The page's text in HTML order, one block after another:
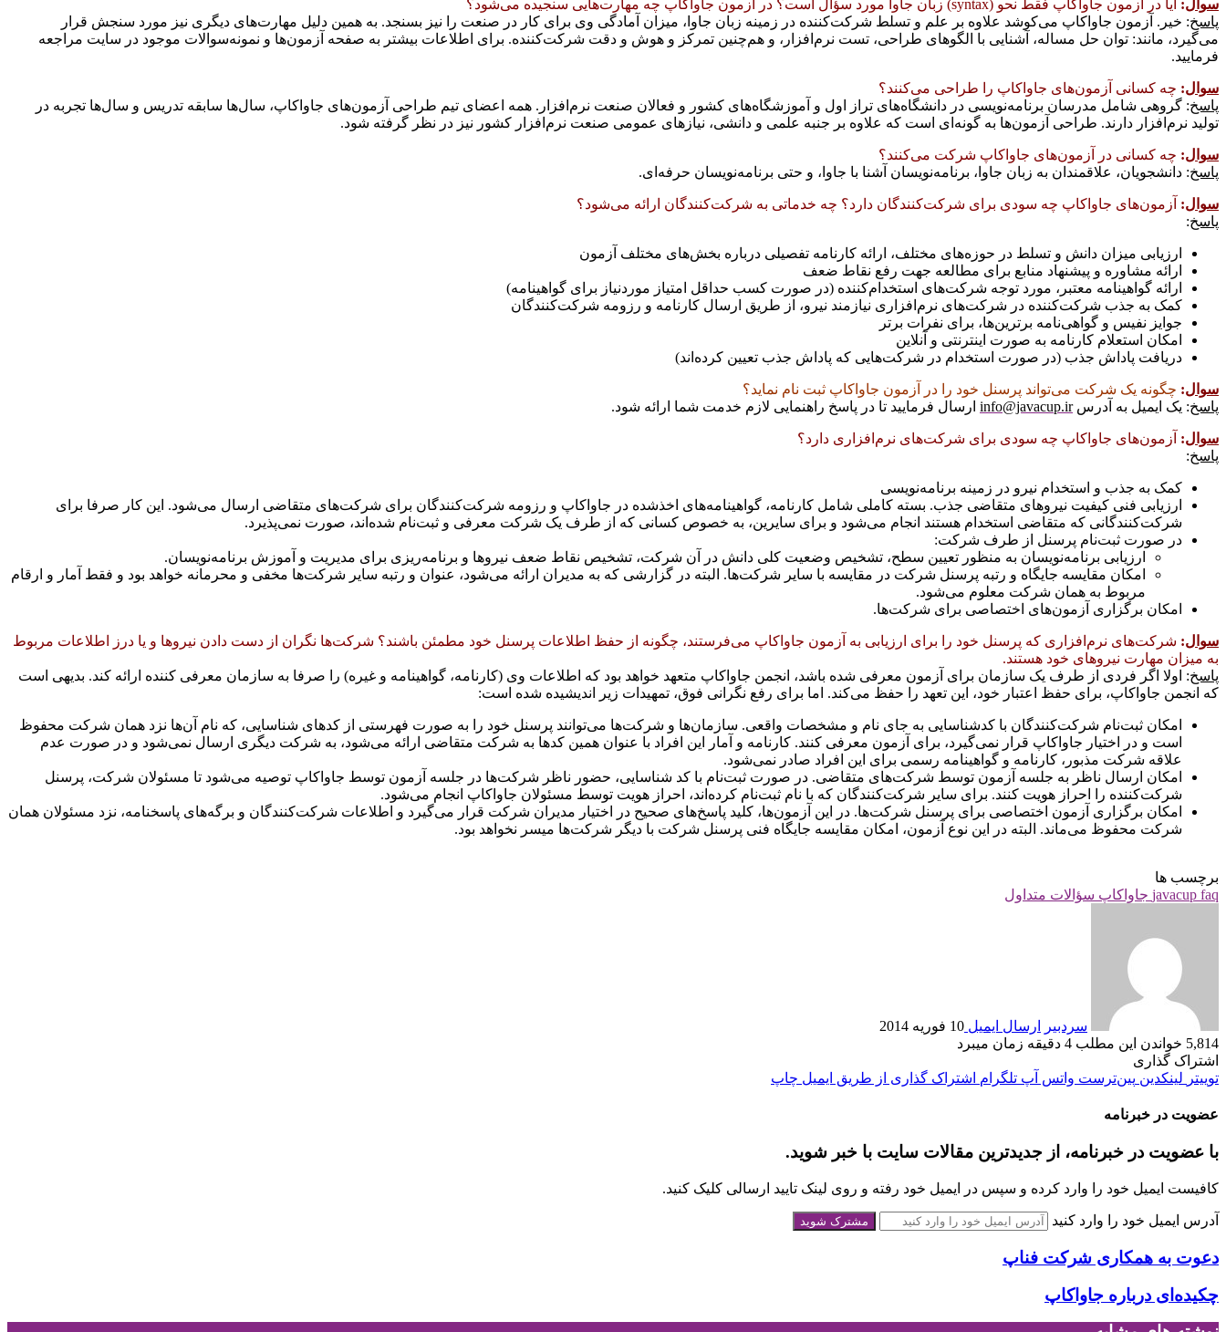
سوال: آيا در آزمون جاواکاپ فقط نحو (syntax) زبان جاوا مورد سؤال است؟ در آزمون جاواکاپ چه مهارت‌هايی سنجيده می‌شود؟
پاسخ: خير. آزمون جاواکاپ می‌کوشد علاوه بر علم و تسلط شرکت‌کننده در زمينه زبان جاوا، ميزان آمادگی وی برای کار در صنعت را نيز بسنجد. به همين دليل مهارت‌های ديگری نيز مورد سنجش قرار
می‌گيرد، مانند: توان حل مساله، آشنایی با الگوهای طراحی، تست نرم‌افزار، و هم‌چنين تمرکز و هوش و دقت شرکت‌کننده. برای اطلاعات بيشتر به صفحه آزمون‌ها و نمونه‌سوالات موجود در سايت مراجعه
فرماييد.
سوال: چه کسانی آزمون‌های جاواکاپ را طراحی می‌کنند؟
پاسخ: گروهی شامل مدرسان برنامه‌نويسی در دانشگاه‌های تراز اول و آموزشگاه‌های کشور و فعالان صنعت نرم‌افزار. همه اعضای تيم طراحی آزمون‌های جاواکاپ، سال‌ها سابقه تدريس و سال‌ها تجربه در
توليد نرم‌افزار دارند. طراحی آزمون‌ها به گونه‌ای است که علاوه بر جنبه علمی و دانشی، نيازهای عمومی صنعت نرم‌افزار کشور نيز در نظر گرفته شود.
سوال: چه کسانی در آزمون‌های جاواکاپ شرکت می‌کنند؟
پاسخ: دانشجويان، علاقمندان به زبان جاوا، برنامه‌نويسان آشنا با جاوا، و حتی برنامه‌نويسان حرفه‌ای.
سوال: آزمون‌های جاواکاپ چه سودی برای شرکت‌کنندگان دارد؟ چه خدماتی به شرکت‌کنندگان ارائه می‌شود؟
پاسخ:
ارزيابی ميزان دانش و تسلط در حوزه‌های مختلف، ارائه کارنامه تفصيلی درباره بخش‌های مختلف آزمون
ارائه مشاوره و پيشنهاد منابع برای مطالعه جهت رفع نقاط ضعف
ارائه گواهينامه معتبر، مورد توجه شرکت‌های استخدام‌کننده (در صورت کسب حداقل امتياز موردنياز برای گواهینامه)
کمک به جذب شرکت‌کننده در شرکت‌های نرم‌افزاری نيازمند نيرو، از طريق ارسال کارنامه و رزومه شرکت‌کنندگان
جوايز نفيس و گواهی‌نامه برترين‌ها، برای نفرات برتر
امکان استعلام کارنامه به صورت اينترنتی و آنلاين
دريافت پاداش جذب (در صورت استخدام در شرکت‌هایی که پاداش جذب تعیین کرده‌اند)
سوال: چگونه يک شرکت می‌تواند پرسنل خود را در آزمون جاواکاپ ثبت نام نمايد؟
پاسخ: يک ايميل به آدرسinfo@javacup.ir ارسال فرماييد تا در پاسخ راهنمایی لازم خدمت شما ارائه شود.
سوال: آزمون‌های جاواکاپ چه سودی برای شرکت‌های نرم‌افزاری دارد؟
پاسخ:
کمک به جذب و استخدام نيرو در زمينه برنامه‌نويسی
ارزيابی فنی کيفيت نيروهای متقاضی جذب. بسته کاملی شامل کارنامه، گواهينامه‌های اخذشده در جاواکاپ و رزومه شرکت‌کنندگان برای شرکت‌های متقاضی ارسال می‌شود. اين کار صرفا برای
شرکت‌کنندگانی که متقاضی استخدام هستند انجام می‌شود و برای سايرين، به خصوص کسانی که از طرف يک شرکت معرفی و ثبت‌نام شده‌اند، صورت نمی‌پذيرد.
در صورت ثبت‌نام پرسنل از طرف شرکت:
ارزيابی برنامه‌نويسان به منظور تعيين سطح، تشخيص وضعيت کلی دانش در آن شرکت، تشخيص نقاط ضعف نيروها و برنامه‌ريزی برای مديريت و آموزش برنامه‌نويسان.
امکان مقايسه جايگاه و رتبه پرسنل شرکت در مقايسه با ساير شرکت‌ها. البته در گزارشی که به مديران ارائه می‌شود، عنوان و رتبه ساير شرکت‌ها مخفی و محرمانه خواهد بود و فقط آمار و ارقام
مربوط به همان شرکت معلوم می‌شود.
امکان برگزاری آزمون‌های اختصاصی برای شرکت‌ها.
سوال: شرکت‌های نرم‌افزاری که پرسنل خود را برای ارزيابی به آزمون جاواکاپ می‌فرستند، چگونه از حفظ اطلاعات پرسنل خود مطمئن باشند؟ شرکت‌ها نگران از دست دادن نيروها و يا درز اطلاعات مربوط
به ميزان مهارت نيروهای خود هستند.
پاسخ: اولا اگر فردی از طرف يک سازمان برای آزمون معرفی شده باشد، انجمن جاواکاپ متعهد خواهد بود که اطلاعات وی (کارنامه، گواهينامه و غيره) را صرفا به سازمان معرفی کننده ارائه کند. بديهی است
که انجمن جاواکاپ، برای حفظ اعتبار خود، اين تعهد را حفظ می‌کند. اما برای رفع نگرانی فوق، تمهيدات زير انديشيده شده است:
امکان ثبت‌نام شرکت‌کنندگان با کدشناسایی به جای نام و مشخصات واقعی. سازمان‌ها و شرکت‌ها می‌توانند پرسنل خود را به صورت فهرستی از کدهای شناسایی، که نام آن‌ها نزد همان شرکت محفوظ
است و در اختيار جاواکاپ قرار نمی‌گيرد، برای آزمون معرفی کنند. کارنامه و آمار اين افراد با عنوان همين کدها به شرکت متقاضی ارائه می‌شود، به شرکت ديگری ارسال نمی‌شود و در صورت عدم
علاقه شرکت مذبور، کارنامه و گواهينامه رسمی برای اين افراد صادر نمی‌شود.
امکان ارسال ناظر به جلسه آزمون توسط شرکت‌های متقاضی. در صورت ثبت‌نام با کد شناسایی، حضور ناظر شرکت‌ها در جلسه آزمون توسط جاواکاپ توصيه می‌شود تا مسئولان شرکت، پرسنل
شرکت‌کننده را احراز هويت کنند. برای ساير شرکت‌کنندگان که با نام ثبت‌نام کرده‌اند، احراز هويت توسط مسئولان جاواکاپ انجام می‌شود.
امکان برگزاری آزمون اختصاصی برای پرسنل شرکت‌ها. در اين آزمون‌ها، کليد پاسخ‌های صحيح در اختيار مديران شرکت قرار می‌گيرد و اطلاعات شرکت‌کنندگان و برگه‌های پاسخنامه، نزد مسئولان همان
شرکت محفوظ می‌ماند. البته در اين نوع آزمون، امکان مقايسه جايگاه فنی پرسنل شرکت با ديگر شرکت‌ها ميسر نخواهد بود.
برچسب ها
javacup faq جاواکاپ سؤالات متداول
سردبیر ارسال ایمیل 10 فوریه 2014
5,814 خواندن این مطلب 4 دقیقه زمان می‎برد
اشتراک گذاری
توییتر لینکدین ‫پین‌ترست واتس آپ تلگرام اشتراک گذاری از طریق ایمیل چاپ
عضویت در خبرنامه
با عضویت در خبرنامه، از جدیدترین مقالات سایت با خبر شوید.
کافیست ایمیل خود را وارد کرده و سپس در ایمیل خود رفته و روی لینک تایید ارسالی کلیک کنید.
آدرس ایمیل خود را وارد کنید
دعوت به همکاری شرکت فناپ
چکيده‌ای درباره جاواکاپ